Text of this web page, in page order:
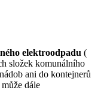
elektroodpadu (
složek komunálního
ani do kontejnerů
dále